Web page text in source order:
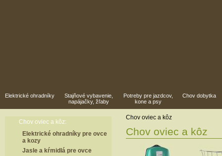
Elektrické ohradníky
Stajňové vybavenie,
napájačky, žľaby
Potreby pre jazdcov,
kone a psy
Chov dobytka
Chov oviec a kôz:
Elektrické ohradníky pre ovce
a kozy
Jasle a kŕmidlá pre ovce
Chov oviec a kôz
Chov oviec a kôz